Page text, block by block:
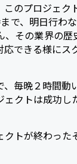
このプロジェク
で、明日行わ
、その業界の
応できる様にス
、毎晩２時間動
ェクトは成功し
クトが終わった